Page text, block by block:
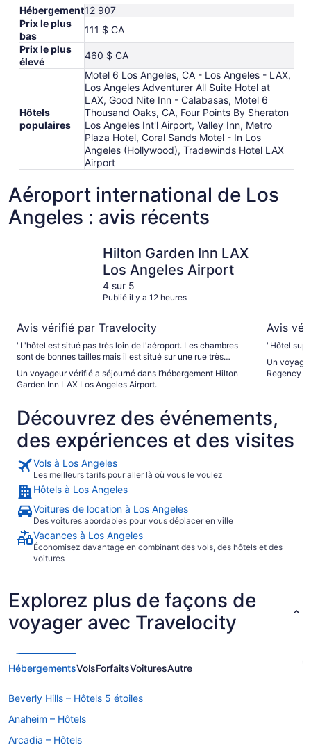
Hébergement12 907
Prix le plus
bas
111 $ CA
Prix le plus
élevé
460 $ CA
Hôtels
populaires
Motel 6 Los Angeles, CA - Los Angeles - LAX,
Los Angeles Adventurer All Suite Hotel at
LAX, Good Nite Inn - Calabasas, Motel 6
Thousand Oaks, CA, Four Points By Sheraton
Los Angeles Int'l Airport, Valley Inn, Metro
Plaza Hotel, Coral Sands Motel - In Los
Angeles (Hollywood), Tradewinds Hotel LAX
Airport
Aéroport international de Los
Angeles : avis récents
Hilton Garden Inn LAX
Los Angeles Airport
4 sur 5
Publié il y a 12 heures
Avis vérifié par Travelocity
"L'hôtel est situé pas très loin de l'aéroport. Les chambres
sont de bonnes tailles mais il est situé sur une rue très
passante jour comme nuit et l'isolation n'est pas au top. On
entend tout. C'est bien juste pour une nuit quand on a un
avion. En revanche la navette est catastrophique. Nous
a très peu et elles sont très remplies. Pour retourner a
l'aéroport, pas de navette encore avant 45 min. Nous avons
fini par aller prendre une navette d'un autre hôtel. A côté de
l'hôtel se trouve un McDo. Pratique pour manger un truc
rapide. Et à 5 min a pied il y a un Starbucks. Ça fonctionne
24h/24. Je privilégierais plutôt un autre hôtel la prochaine
fois car les autres ont plus de navette."
Un voyageur vérifié a séjourné dans l’hébergement Hilton
Garden Inn LAX Los Angeles Airport.
Avis
"Hôtel
Un
Regency
Découvrez des événements,
des expériences et des visites
Vols à Los Angeles
Les meilleurs tarifs pour aller là où vous le voulez
Hôtels à Los Angeles
Voitures de location à Los Angeles
Des voitures abordables pour vous déplacer en ville
Vacances à Los Angeles
Économisez davantage en combinant des vols, des hôtels et des
voitures
Explorez plus de façons de
voyager avec Travelocity
HébergementsVolsForfaitsVoituresAutre
Beverly Hills – Hôtels 5 étoiles
Anaheim – Hôtels
Arcadia – Hôtels